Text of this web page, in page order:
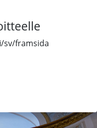
sv/framsida